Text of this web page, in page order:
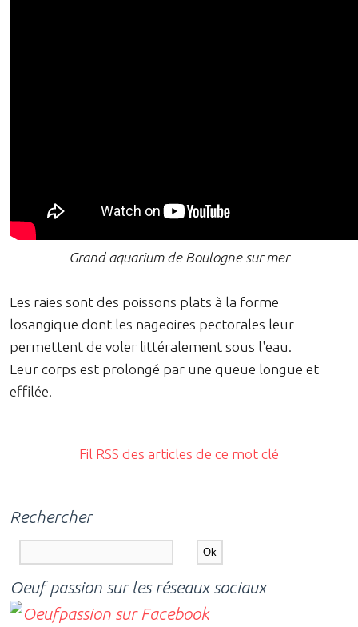
Grand aquarium de Boulogne sur mer
Les raies sont des poissons plats à la forme
losangique dont les nageoires pectorales leur
permettent de voler littéralement sous l'eau.
Leur corps est prolongé par une queue longue et
effilée.
Fil RSS des articles de ce mot clé
Rechercher
Oeuf passion sur les réseaux sociaux